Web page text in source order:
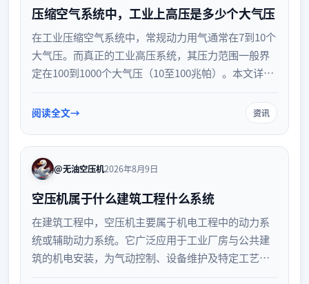
压缩空气系统中，工业上高压是多少个大气压
在工业压缩空气系统中，常规动力用气通常在7到10个
大气压。而真正的工业高压系统，其压力范围一般界
定在100到1000个大气压（10至100兆帕）。本文详细
景以及系统设计的安全考量，帮助您准确理解高压气
阅读全文 资讯
@无油空压机2026年8月9日
空压机属于什么建筑工程什么系统
在建筑工程中，空压机主要属于机电工程中的动力系
统或辅助动力系统。它广泛应用于工业厂房与公共建
筑的机电安装，为气动控制、设备维护及特定工艺提